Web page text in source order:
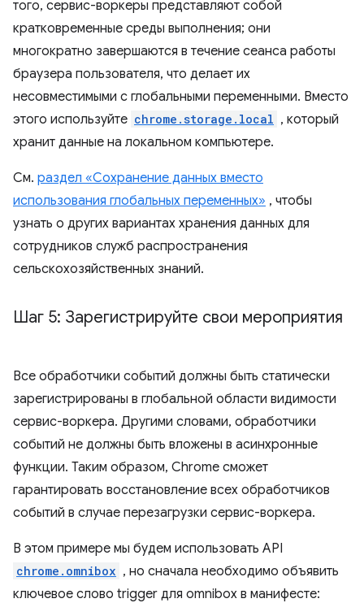
того, сервис-воркеры представляют собой
кратковременные среды выполнения; они
многократно завершаются в течение сеанса работы
браузера пользователя, что делает их
несовместимыми с глобальными переменными. Вместо
этого используйте chrome.storage.local , который
хранит данные на локальном компьютере.
См. раздел «Сохранение данных вместо
использования глобальных переменных» , чтобы
узнать о других вариантах хранения данных для
сотрудников служб распространения
сельскохозяйственных знаний.
Шаг 5: Зарегистрируйте свои мероприятия
Все обработчики событий должны быть статически
зарегистрированы в глобальной области видимости
сервис-воркера. Другими словами, обработчики
событий не должны быть вложены в асинхронные
функции. Таким образом, Chrome сможет
гарантировать восстановление всех обработчиков
событий в случае перезагрузки сервис-воркера.
В этом примере мы будем использовать API
chrome.omnibox , но сначала необходимо объявить
ключевое слово trigger для omnibox в манифесте: